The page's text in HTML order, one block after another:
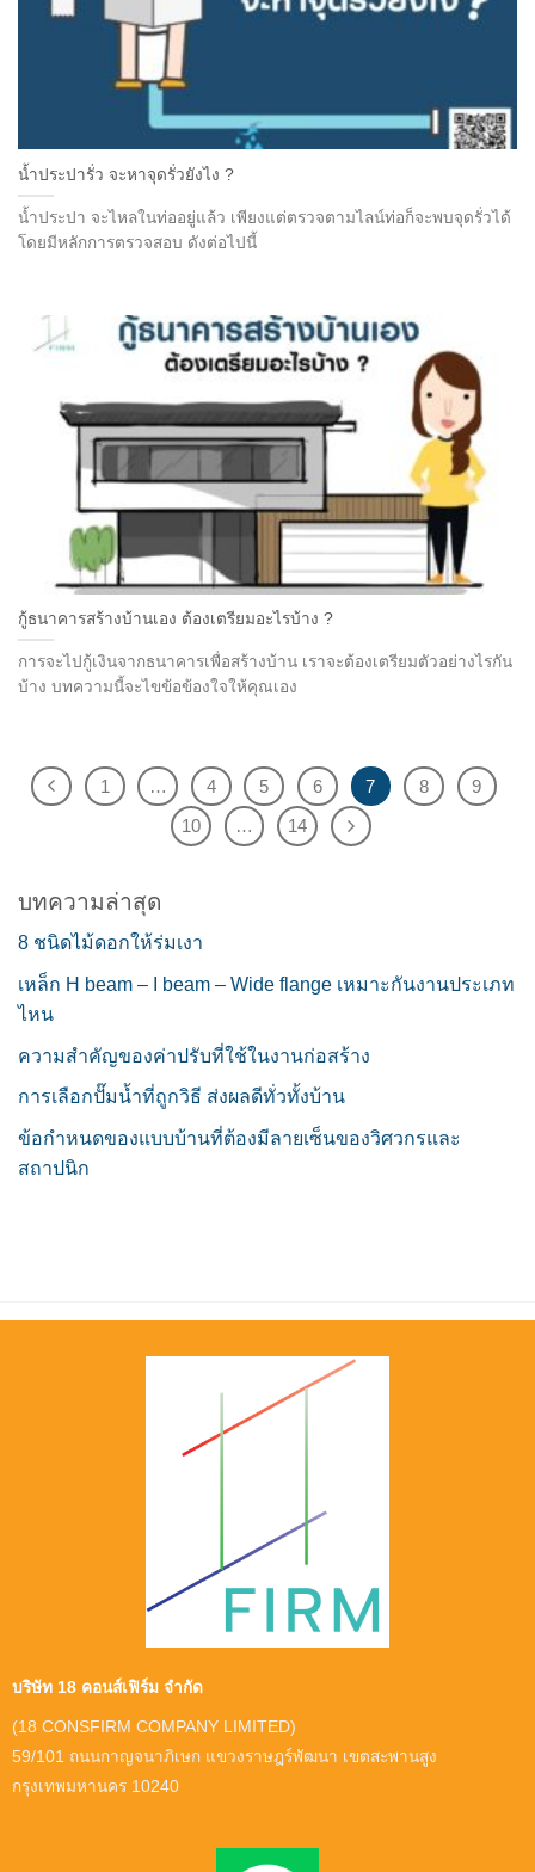
น้ำประปารั่ว จะหาจุดรั่วยังไง ?
น้ำประปา จะไหลในท่ออยู่แล้ว เพียงแต่ตรวจตามไลน์ท่อก็จะพบจุดรั่วได้
โดยมีหลักการตรวจสอบ ดังต่อไปนี้
กู้ธนาคารสร้างบ้านเอง ต้องเตรียมอะไรบ้าง ?
การจะไปกู้เงินจากธนาคารเพื่อสร้างบ้าน เราจะต้องเตรียมตัวอย่างไรกัน
บ้าง บทความนี้จะไขข้อข้องใจให้คุณเอง
1 … 4 5 6 7 8
9
10
… 14
บทความล่าสุด
8 ชนิดไม้ดอกให้ร่มเงา
เหล็ก H beam – I beam – Wide flange เหมาะกันงานประเภท
ไหน
ความสำคัญของค่าปรับที่ใช้ในงานก่อสร้าง
การเลือกปั๊มน้ำที่ถูกวิธี ส่งผลดีทั่วทั้งบ้าน
ข้อกำหนดของแบบบ้านที่ต้องมีลายเซ็นของวิศวกรและ
สถาปนิก
บริษัท 18 คอนส์เฟิร์ม จำกัด
(18 CONSFIRM COMPANY LIMITED)
59/101 ถนนกาญจนาภิเษก แขวงราษฎร์พัฒนา เขตสะพานสูง
กรุงเทพมหานคร 10240